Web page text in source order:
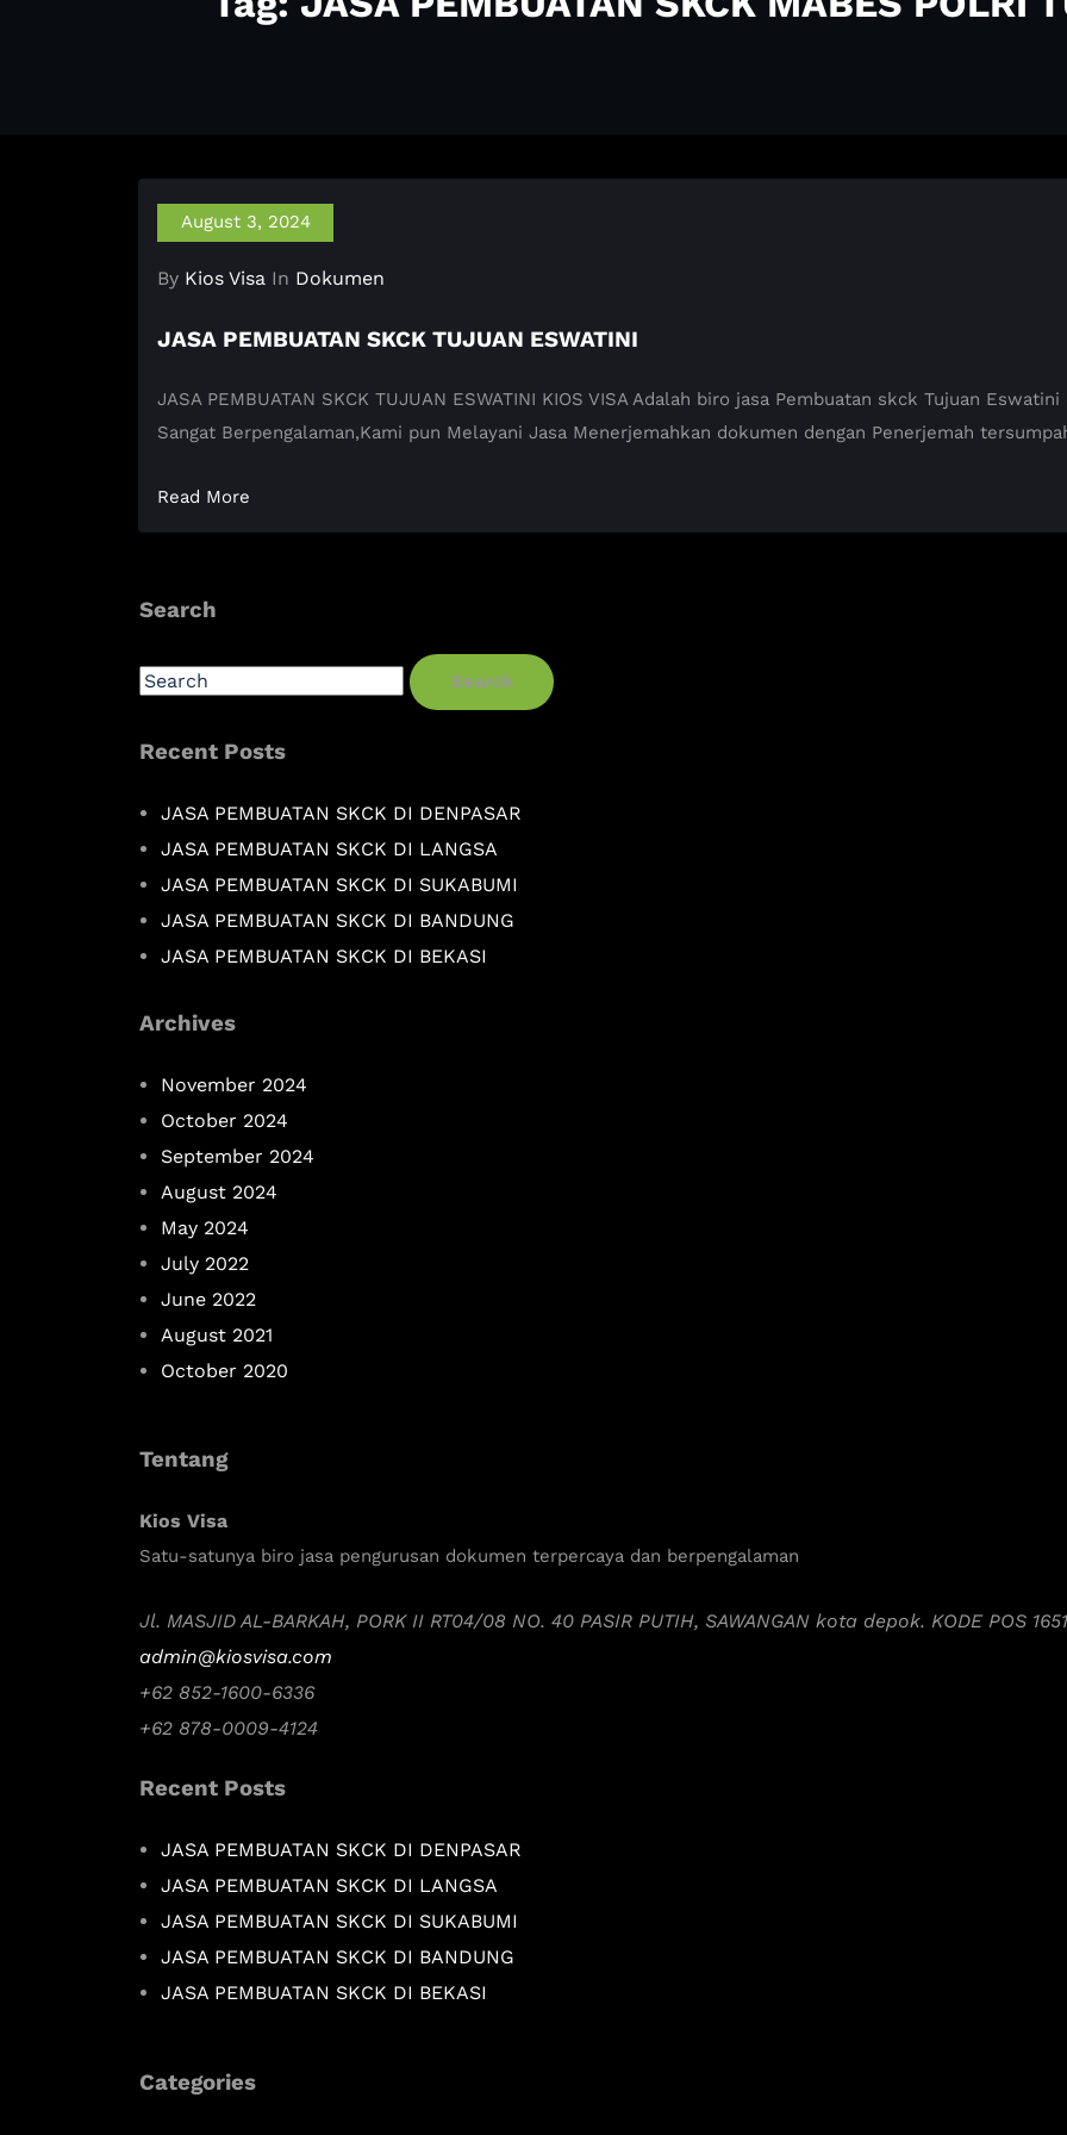
August 3, 2024
By Kios Visa In Dokumen
JASA PEMBUATAN SKCK TUJUAN ESWATINI
JASA PEMBUATAN SKCK TUJUAN ESWATINI KIOS VISA Adalah biro jasa Pembuatan skck Tujuan
Sangat Berpengalaman,Kami pun Melayani Jasa Menerjemahkan dokumen dengan Penerjemah
Read More
Search
Search
Recent Posts
JASA PEMBUATAN SKCK DI DENPASAR
JASA PEMBUATAN SKCK DI LANGSA
JASA PEMBUATAN SKCK DI SUKABUMI
JASA PEMBUATAN SKCK DI BANDUNG
JASA PEMBUATAN SKCK DI BEKASI
Archives
November 2024
October 2024
September 2024
August 2024
May 2024
July 2022
June 2022
August 2021
October 2020
Tentang
Kios Visa
Satu-satunya biro jasa pengurusan dokumen terpercaya dan berpengalaman
Jl. MASJID AL-BARKAH, PORK II RT04/08 NO. 40 PASIR PUTIH, SAWANGAN kota depok. KODE POS
admin@kiosvisa.com
+62 852-1600-6336
+62 878-0009-4124
Recent Posts
JASA PEMBUATAN SKCK DI DENPASAR
JASA PEMBUATAN SKCK DI LANGSA
JASA PEMBUATAN SKCK DI SUKABUMI
JASA PEMBUATAN SKCK DI BANDUNG
JASA PEMBUATAN SKCK DI BEKASI
Categories